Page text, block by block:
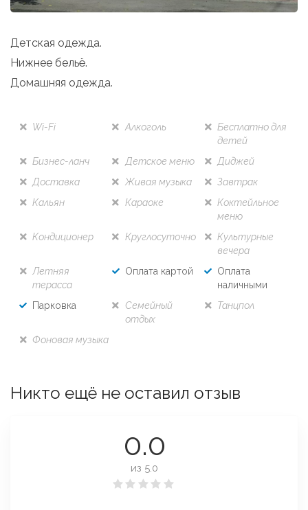
Детская одежда.
Нижнее бельё.
Домашняя одежда.
Wi-Fi Алкоголь
Бесплатно для
детей
Бизнес-ланч
Детское меню
Диджей
Доставка
Живая музыка
Завтрак
Кальян
Караоке
Коктейльное
меню
Кондиционер
Круглосуточно
Культурные
вечера
Летняя
терасса
Оплата картой
Оплата
наличными
Парковка
Семейный
отдых
Танцпол
Фоновая музыка
Никто ещё не оставил отзыв
0.0
из 5.0